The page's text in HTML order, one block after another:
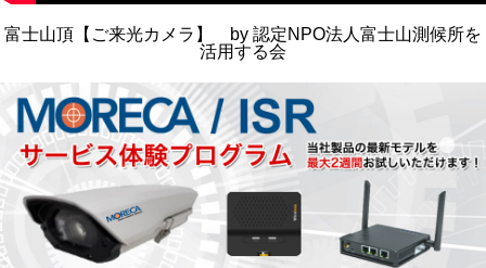
富士山頂【ご来光カメラ】 by 認定NPO法人富士山測候所を
活用する会